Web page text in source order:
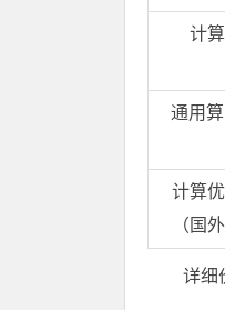
计
通用
计算
（国
详细